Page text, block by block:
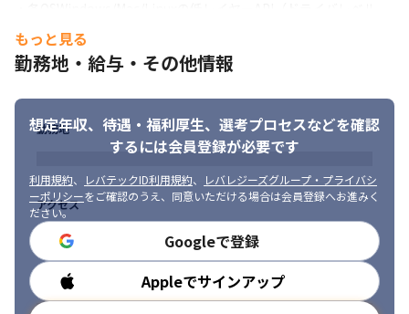
■ 求める人物像
・常に最先端の技術に関心を持ち、自発的に学べる方
・ものづくりやITが好きな方
・理念に共感できる方
・問題解決能力や課題発見能力の高い方
・特定の技術に固執しない方
もっと見る
勤務地・給与・その他情報
想定年収、待遇・福利厚生、 選考プロセスなどを確認
するには会員登録が必要です
利用規約、 レバテックID利用規約、
レバレジーズグループ・プライバシ
ーポリシーをご確認のうえ、同意いただける場合は会員登録へお進みく
ださい。
Googleで登録
Appleでサインアップ
勤務地
アクセス
勤務時間